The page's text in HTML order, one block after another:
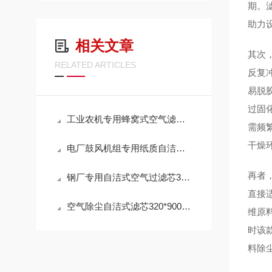
相关文章
RELATED ARTICLES
工业农机专用蜂窝式空气滤芯AL172781技术参数
电厂鼓风机组专用纸质自洁式空气滤芯320*900选购指南
钢厂专用自洁式空气过滤芯320*900mm操作使用
空气除尘自洁式滤芯320*900mm 性能
期。
助力
其次
反复
易脱
过固
需频
干燥
再者
直接
维原
时该
料除